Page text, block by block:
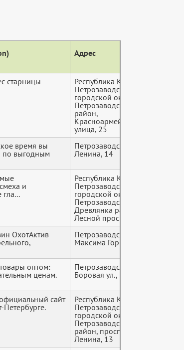
Адрес
старницы
Республика Карелия,
Петрозаводский
городской округ,
Петрозаводск, Центр
район,
Красноармейская
улица, 25
время вы
по выгодным
Петрозаводск, просп.
Ленина, 14
и
гла...
Республика Карелия,
Петрозаводский
городской округ,
Петрозаводск,
Древлянка район,
Лесной проспект, 47а
ОхотАктив
Петрозаводск, ул.
Максима Горького, 25
оптом:
ценам.
Петрозаводск,
Боровая ул., 3В
сайт
Петербурге.
Республика Карелия,
Петрозаводский
городской округ,
Петрозаводск, Центр
район, проспект
Ленина, 13